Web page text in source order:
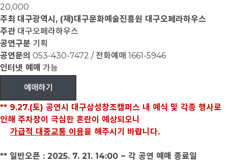
20,000
주최 대구광역시, (재)대구문화예술진흥원 대구오페라하우스
주관 대구오페라하우스
공연구분 기획
공연문의 053-430-7472 / 전화예매 1661-5946
인터넷 예매 가능
예매하기
** 9.27.(토) 공연시 대구삼성창조캠퍼스 내 예식 및 각종 행사로
인해 주차장이 극심한 혼란이 예상되오니
가급적 대중교통 이용을 해주시기 바랍니다.
** 일반오픈 : 2025. 7. 21. 14:00 ~ 각 공연 예매 종료일